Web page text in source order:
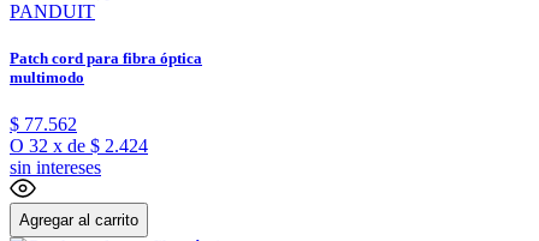
PANDUIT
Patch cord para fibra óptica
multimodo
$ 77.562
O 32 x de $ 2.424
sin intereses
Agregar al carrito